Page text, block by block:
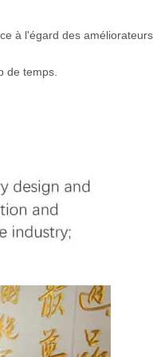
à l'égard des
de temps.